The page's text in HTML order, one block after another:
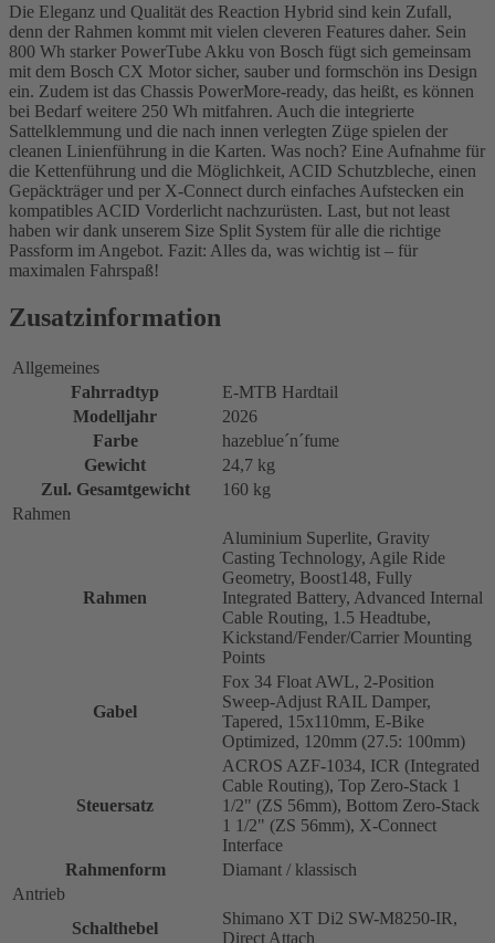
Die Eleganz und Qualität des Reaction Hybrid sind kein Zufall,
denn der Rahmen kommt mit vielen cleveren Features daher. Sein
800 Wh starker PowerTube Akku von Bosch fügt sich gemeinsam
mit dem Bosch CX Motor sicher, sauber und formschön ins Design
ein. Zudem ist das Chassis PowerMore-ready, das heißt, es können
bei Bedarf weitere 250 Wh mitfahren. Auch die integrierte
Sattelklemmung und die nach innen verlegten Züge spielen der
cleanen Linienführung in die Karten. Was noch? Eine Aufnahme für
die Kettenführung und die Möglichkeit, ACID Schutzbleche, einen
Gepäckträger und per X-Connect durch einfaches Aufstecken ein
kompatibles ACID Vorderlicht nachzurüsten. Last, but not least
haben wir dank unserem Size Split System für alle die richtige
Passform im Angebot. Fazit: Alles da, was wichtig ist – für
maximalen Fahrspaß!
Zusatzinformation
Allgemeines
Fahrradtyp
E-MTB Hardtail
Modelljahr
2026
Farbe
hazeblue´n´fume
Gewicht
24,7 kg
Zul. Gesamtgewicht
160 kg
Rahmen
Rahmen
Aluminium Superlite, Gravity
Casting Technology, Agile Ride
Geometry, Boost148, Fully
Integrated Battery, Advanced Internal
Cable Routing, 1.5 Headtube,
Kickstand/Fender/Carrier Mounting
Points
Gabel
Fox 34 Float AWL, 2-Position
Sweep-Adjust RAIL Damper,
Tapered, 15x110mm, E-Bike
Optimized, 120mm (27.5: 100mm)
Steuersatz
ACROS AZF-1034, ICR (Integrated
Cable Routing), Top Zero-Stack 1
1/2" (ZS 56mm), Bottom Zero-Stack
1 1/2" (ZS 56mm), X-Connect
Interface
Rahmenform
Diamant / klassisch
Antrieb
Schalthebel
Shimano XT Di2 SW-M8250-IR,
Direct Attach